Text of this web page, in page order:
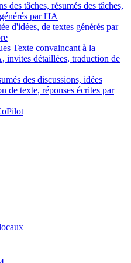
des tâches, résumés des tâches,
par l'IA
d'idées, de textes générés par
Texte convaincant à la
invites détaillées, traduction de
des discussions, idées
de texte, réponses écrites par